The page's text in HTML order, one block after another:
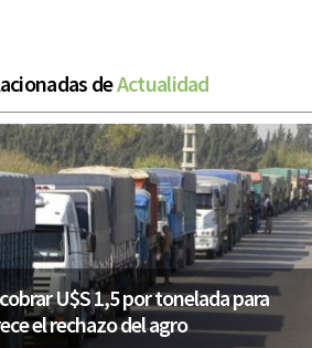
deActualidad
U$S 1,5 por tonelada para
el rechazo del agro